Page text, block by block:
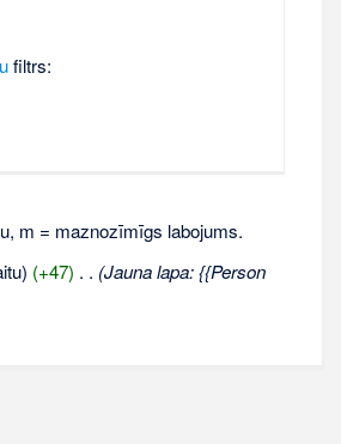
filtrs:
m = maznozīmīgs labojums.
(+47) . . (Jauna lapa: {{Person